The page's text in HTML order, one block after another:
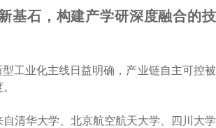
基石，构建产学研深度融合的技
型工业化主线日益明确，产业链自主可控被
清华大学、北京航空航天大学、四川大学